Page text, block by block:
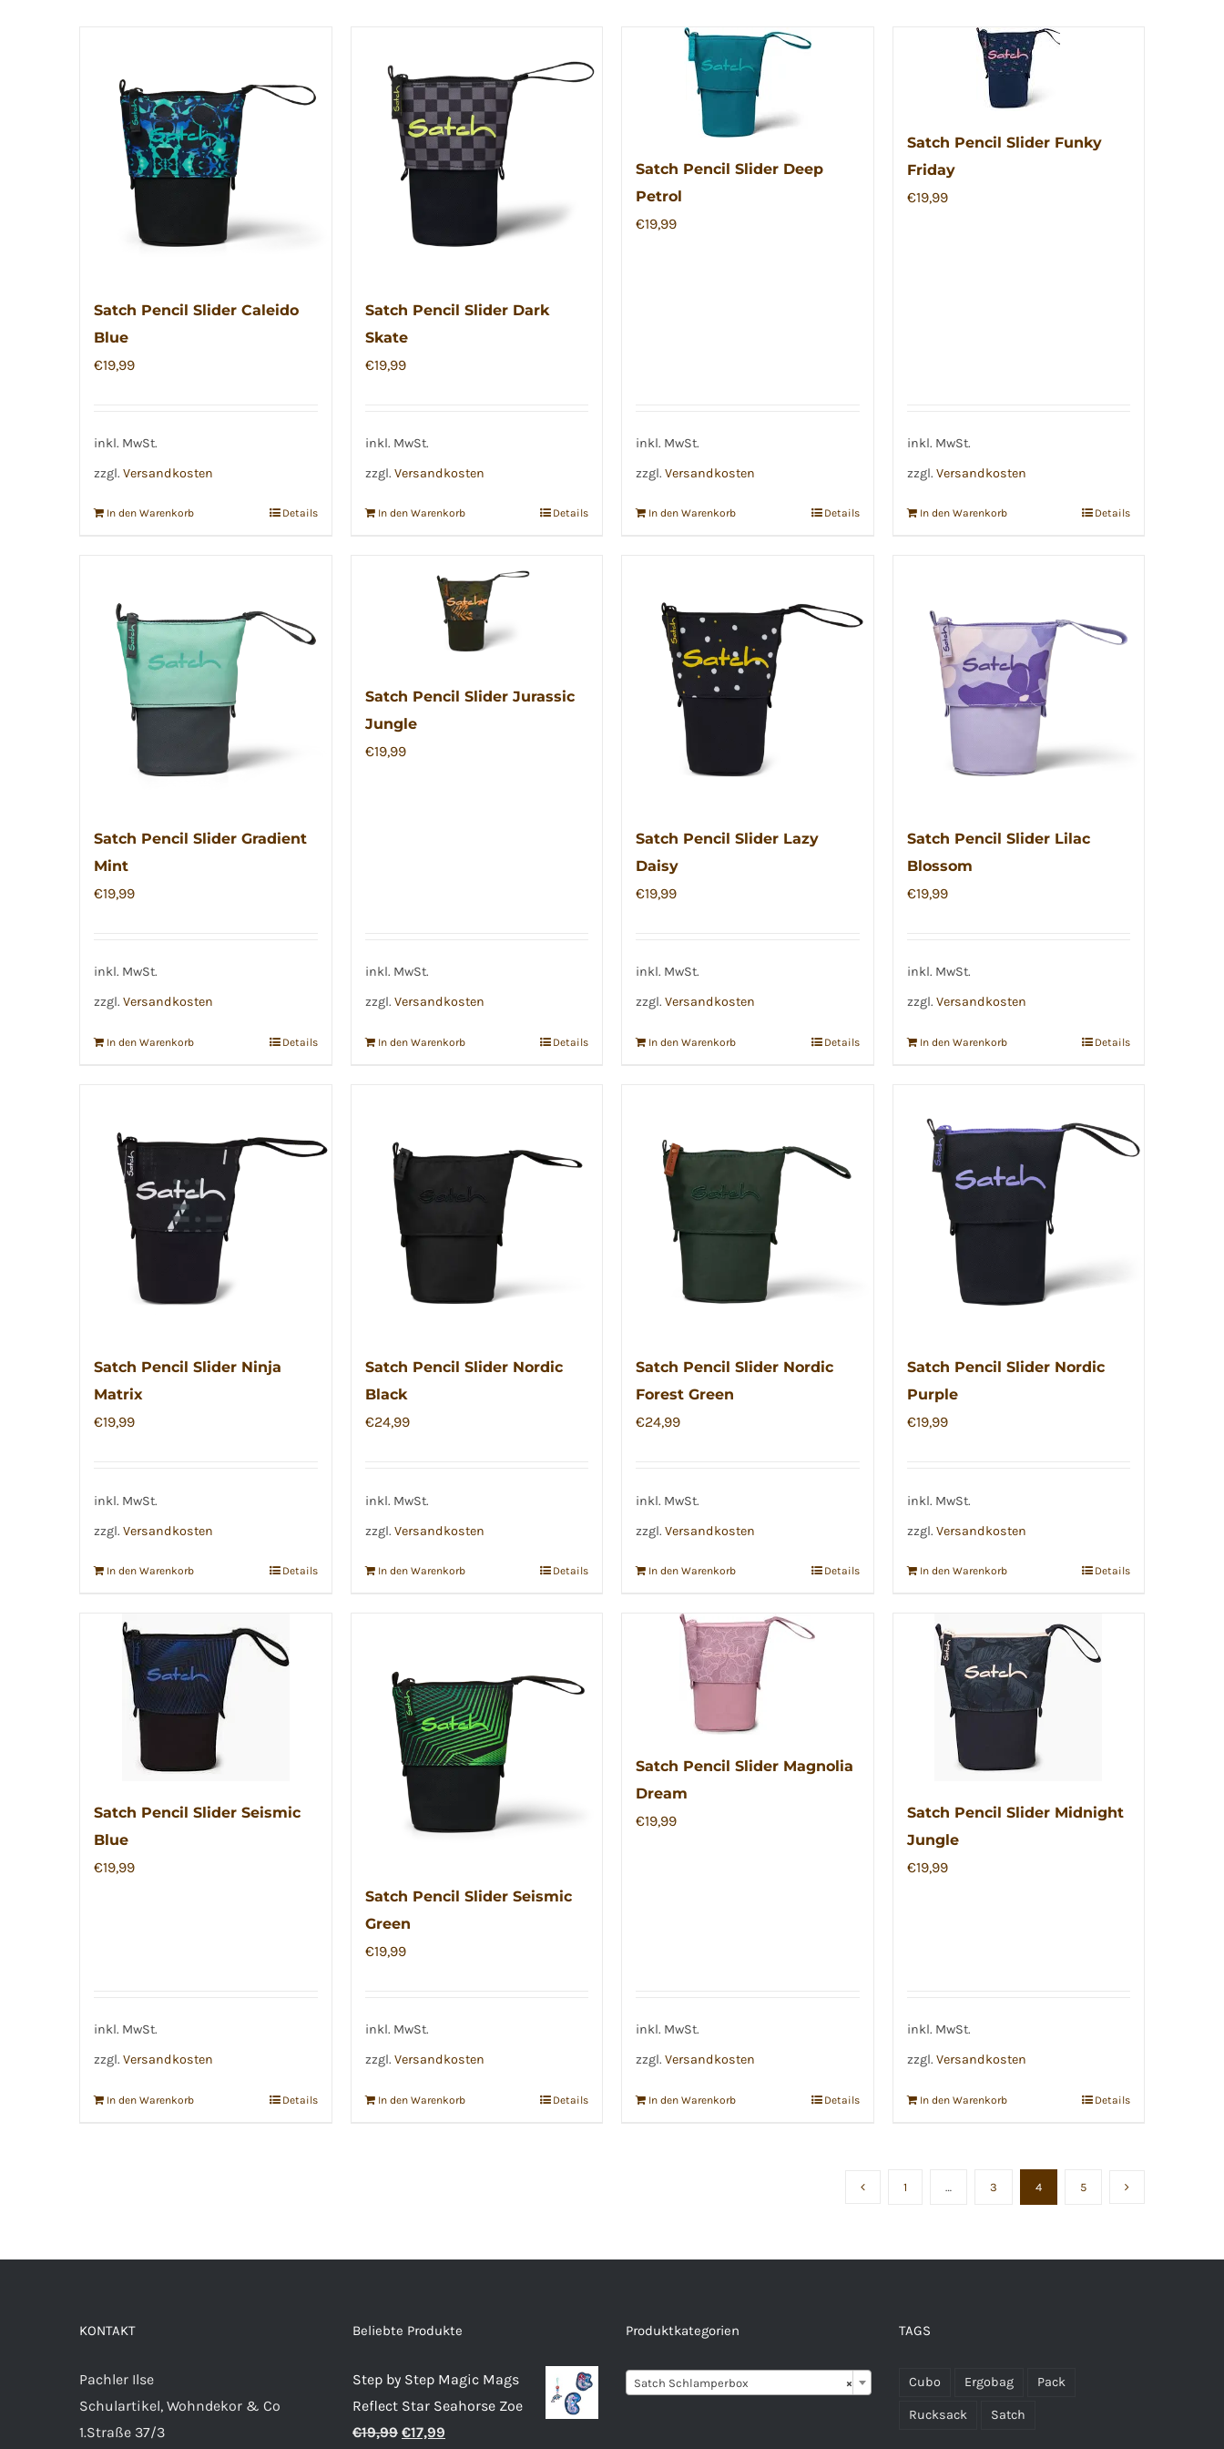
Satch Pencil Slider Caleido
Blue
€19,99
inkl. MwSt.
zzgl. Versandkosten
In den Warenkorb Details
Satch Pencil Slider Dark
Skate
€19,99
inkl. MwSt.
zzgl. Versandkosten
In den Warenkorb Details
Satch Pencil Slider Deep
Petrol
€19,99
inkl. MwSt.
zzgl. Versandkosten
In den Warenkorb Details
Satch Pencil Slider Funky
Friday
€19,99
inkl. MwSt.
zzgl. Versandkosten
In den Warenkorb Details
Satch Pencil Slider Gradient
Mint
€19,99
inkl. MwSt.
zzgl. Versandkosten
In den Warenkorb Details
Satch Pencil Slider Jurassic
Jungle
€19,99
inkl. MwSt.
zzgl. Versandkosten
In den Warenkorb Details
Satch Pencil Slider Lazy
Daisy
€19,99
inkl. MwSt.
zzgl. Versandkosten
In den Warenkorb Details
Satch Pencil Slider Lilac
Blossom
€19,99
inkl. MwSt.
zzgl. Versandkosten
In den Warenkorb Details
Satch Pencil Slider Ninja
Matrix
€19,99
inkl. MwSt.
zzgl. Versandkosten
In den Warenkorb Details
Satch Pencil Slider Nordic
Black
€24,99
inkl. MwSt.
zzgl. Versandkosten
In den Warenkorb Details
Satch Pencil Slider Nordic
Forest Green
€24,99
inkl. MwSt.
zzgl. Versandkosten
In den Warenkorb Details
Satch Pencil Slider Nordic
Purple
€19,99
inkl. MwSt.
zzgl. Versandkosten
In den Warenkorb Details
Satch Pencil Slider Seismic
Blue
€19,99
inkl. MwSt.
zzgl. Versandkosten
In den Warenkorb Details
Satch Pencil Slider Seismic
Green
€19,99
inkl. MwSt.
zzgl. Versandkosten
In den Warenkorb Details
Satch Pencil Slider Magnolia
Dream
€19,99
inkl. MwSt.
zzgl. Versandkosten
In den Warenkorb Details
Satch Pencil Slider Midnight
Jungle
€19,99
inkl. MwSt.
zzgl. Versandkosten
In den Warenkorb Details
1 … 3 4 5
KONTAKT
Pachler Ilse
Schulartikel, Wohndekor & Co
1.Straße 37/3
Beliebte Produkte
Step by Step Magic Mags
Reflect Star Seahorse Zoe
€19,99 Ursprünglicher
€17,99
Produktkategorien
×
Satch Schlamperbox
TAGS
Cubo Ergobag Pack
Rucksack Satch